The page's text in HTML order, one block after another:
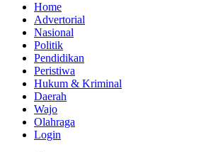
Home
Advertorial
Nasional
Politik
Pendidikan
Peristiwa
Hukum & Kriminal
Daerah
Wajo
Olahraga
Login